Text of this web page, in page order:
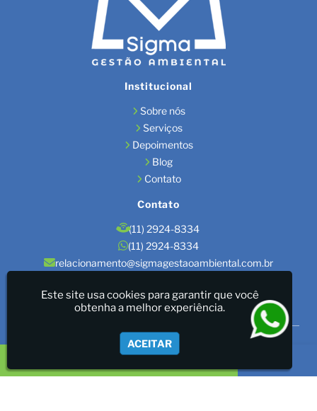
Institucional
Sobre nós
Serviços
Depoimentos
Blog
Contato
Contato
(11) 2924-8334
(11) 2924-8334
relacionamento@sigmagestaoambiental.com.br
Localização
São Paulo / SP
Sigma Gestão Ambiental - LICENÇAS AMBIENTAIS/GESTÃO
DE RESÍDUOS/LAUDOS
Este site usa cookies para garantir que você
obtenha a melhor experiência.
ACEITAR